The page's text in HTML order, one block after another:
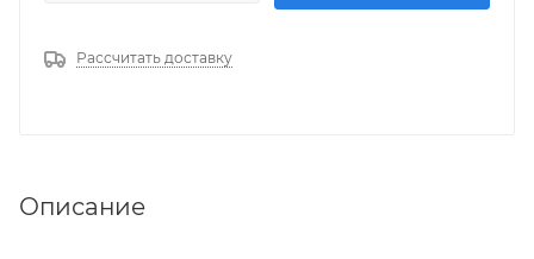
Рассчитать доставку
Описание